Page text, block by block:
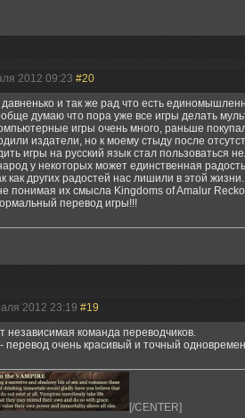
2012 09:23 #20
и так же рад что есть
думаю что пора уже все игры делать
игры очень много, раньше
издатели, но к моему стыду после
игры на русский язык стал пользоваться
у некоторых может единственная
как других радостей нас лишили в этой
понимая их смысла Kingdoms of Amalur
перевод игры!!!
2012 23:19 #19
независимая команда переводчиков.
очень красивый и точный
[/CENTER]